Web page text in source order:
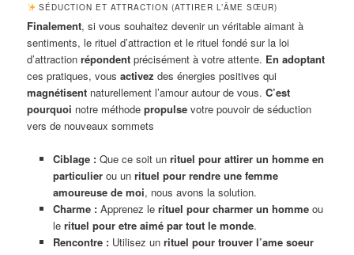
SÉDUCTION ET ATTRACTION (ATTIRER L’ÂME SŒUR)
Finalement, si vous souhaitez devenir un véritable aimant à
sentiments, le rituel d’attraction et le rituel fondé sur la loi
d’attractionrépondent précisément à votre attente. En adoptant
ces pratiques, vousactivez des énergies positives qui
magnétisent naturellement l’amour autour de vous.C’est
pourquoi notre méthodepropulse votre pouvoir de séduction
vers de nouveaux sommets
Ciblage :Que ce soit un rituel pour attirer un homme en
particulierou un rituel pour rendre une femme
amoureuse de moi, nous avons la solution.
Charme :Apprenez le rituel pour charmer un hommeou
le rituel pour etre aimé par tout le monde.
Rencontre :Utilisez un rituel pour trouver l’ame soeur